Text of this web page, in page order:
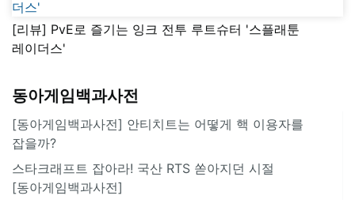
[리뷰] PvE로 즐기는 잉크 전투 루트슈터 '스플래툰
레이더스'
동아게임백과사전
[동아게임백과사전] 안티치트는 어떻게 핵 이용자를
잡을까?
스타크래프트 잡아라! 국산 RTS 쏟아지던 시절
[동아게임백과사전]